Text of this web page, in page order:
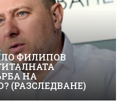
ФИЛИПОВ
НА
(РАЗСЛЕДВАНЕ)